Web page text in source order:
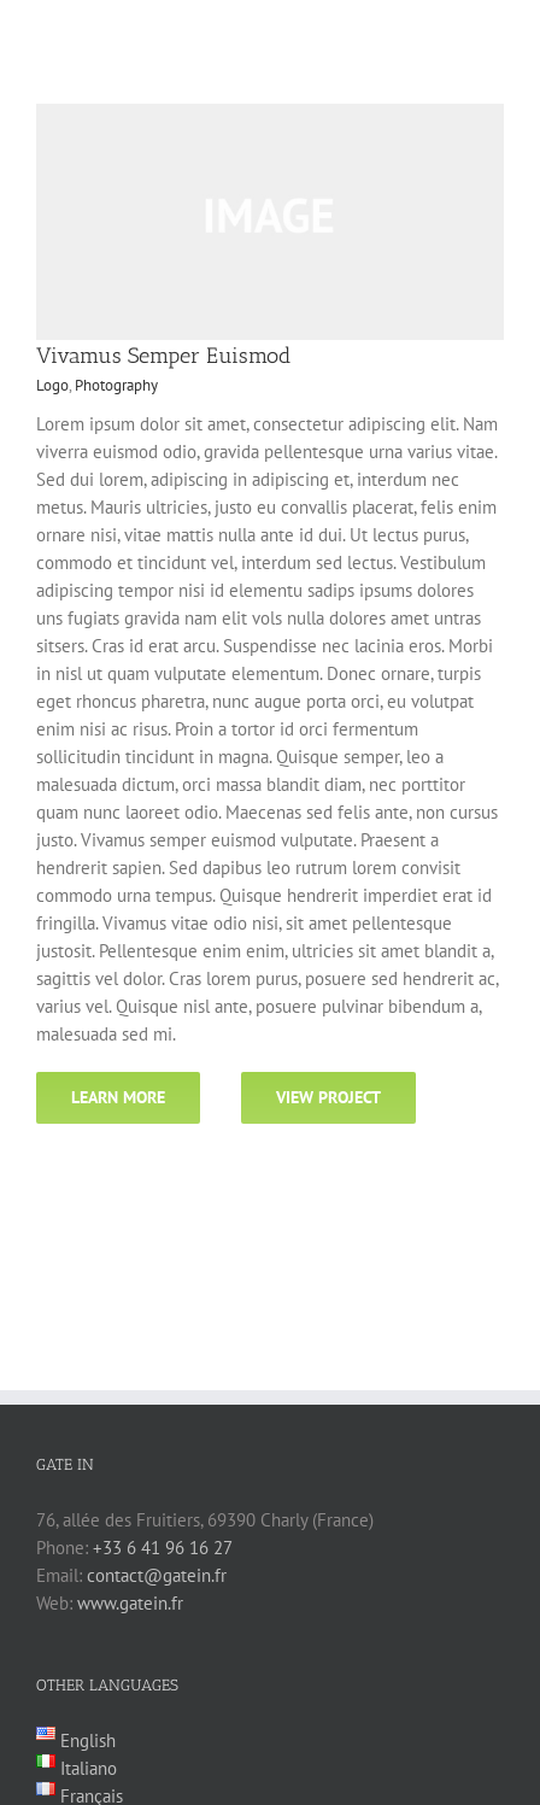
Vivamus Semper Euismod
Logo, Photography
Lorem ipsum dolor sit amet, consectetur adipiscing elit. Nam
viverra euismod odio, gravida pellentesque urna varius vitae.
Sed dui lorem, adipiscing in adipiscing et, interdum nec
metus. Mauris ultricies, justo eu convallis placerat, felis enim
ornare nisi, vitae mattis nulla ante id dui. Ut lectus purus,
commodo et tincidunt vel, interdum sed lectus. Vestibulum
adipiscing tempor nisi id elementu sadips ipsums dolores
uns fugiats gravida nam elit vols nulla dolores amet untras
sitsers. Cras id erat arcu. Suspendisse nec lacinia eros. Morbi
in nisl ut quam vulputate elementum. Donec ornare, turpis
eget rhoncus pharetra, nunc augue porta orci, eu volutpat
enim nisi ac risus. Proin a tortor id orci fermentum
sollicitudin tincidunt in magna. Quisque semper, leo a
malesuada dictum, orci massa blandit diam, nec porttitor
quam nunc laoreet odio. Maecenas sed felis ante, non cursus
justo. Vivamus semper euismod vulputate. Praesent a
hendrerit sapien. Sed dapibus leo rutrum lorem convisit
commodo urna tempus. Quisque hendrerit imperdiet erat id
fringilla. Vivamus vitae odio nisi, sit amet pellentesque
justosit. Pellentesque enim enim, ultricies sit amet blandit a,
sagittis vel dolor. Cras lorem purus, posuere sed hendrerit ac,
varius vel. Quisque nisl ante, posuere pulvinar bibendum a,
malesuada sed mi.
LEARN MORE VIEW PROJECT
GATE IN
76, allée des Fruitiers, 69390 Charly (France)
Phone: +33 6 41 96 16 27
Email: contact@gatein.fr
Web: www.gatein.fr
OTHER LANGUAGES
English
Italiano
Français